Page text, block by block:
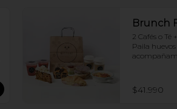
Brunch
2 Cafés o Té
Paila
$41.990